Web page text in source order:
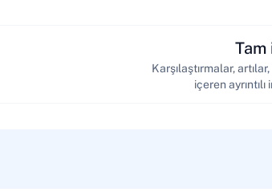
Tam
Karşılaştırmalar,
içeren